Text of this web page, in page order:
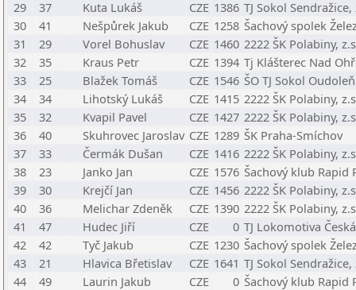
29
37 Kuta Lukáš CZE 1386 TJ Sokol Sendražice,
30
41 Nešpůrek Jakub CZE 1258 Šachový spolek
31
29 Vorel Bohuslav CZE 1460 2222 ŠK Polabiny,
32
35 Kraus Petr CZE 1394 Tj Klášterec Nad
33
25 Blažek Tomáš CZE 1546 ŠO TJ Sokol Oudoleň
34
34 Lihotský Lukáš CZE 1415 2222 ŠK Polabiny,
35
32 Kvapil Pavel CZE 1427 2222 ŠK Polabiny,
36
40 Skuhrovec Jaroslav CZE 1289 ŠK Praha-Smíchov
37
33 Čermák Dušan CZE 1416 2222 ŠK Polabiny,
38
23 Janko Jan CZE 1576 Šachový klub Rapid
39
30 Krejčí Jan CZE 1456 2222 ŠK Polabiny,
40
36 Melichar Zdeněk CZE 1390 2222 ŠK Polabiny,
41
47 Hudec Jiří CZE 0 TJ Lokomotiva
42
42 Tyč Jakub CZE 1230 Šachový spolek
43
21 Hlavica Břetislav CZE 1641 TJ Sokol Sendražice,
44
49 Laurin Jakub CZE 0 Šachový klub Rapid